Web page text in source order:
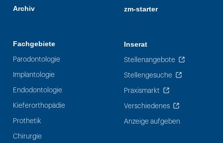
Archiv
Fachgebiete
Parodontologie
Implantologie
Endodontologie
Kieferorthopädie
Prothetik
Chirurgie
zm-starter
Inserat
Stellenangebote
Stellengesuche
Praxismarkt
Verschiedenes
Anzeige aufgeben